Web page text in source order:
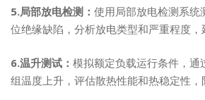
5.局部放电检测： 使用局部放电检测系统
位绝缘缺陷，分析放电类型和严重程度，
6.温升测试： 模拟额定负载运行条件，通
组温度上升，评估散热性能和热稳定性，